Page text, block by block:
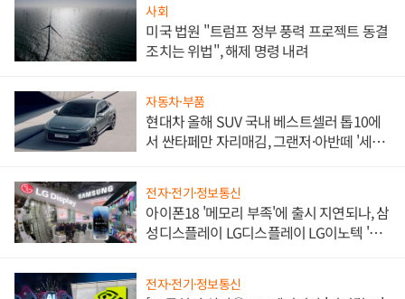
사회
미국 법원 "트럼프 정부 풍력 프로젝트 동결
조치는 위법", 해제 명령 내려
자동차·부품
현대차 올해 SUV 국내 베스트셀러 톱10에
서 싼타페만 자리매김, 그랜저·아반떼 '세단
전자·전기·정보통신
아이폰18 '메모리 부족'에 출시 지연되나, 삼
성디스플레이 LG디스플레이 LG이노텍 '탈
전자·전기·정보통신